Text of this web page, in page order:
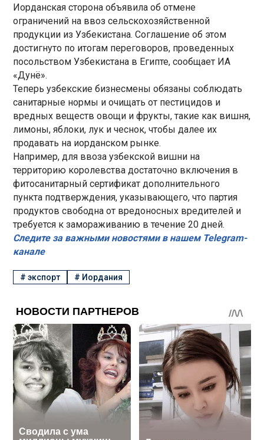
Иорданская сторона объявила об отмене
ограничений на ввоз сельскохозяйственной
продукции из Узбекистана. Соглашение об этом
достигнуто по итогам переговоров, проведенных
посольством Узбекистана в Египте, сообщает ИА
«Дунё».
Теперь узбекские бизнесмены обязаны соблюдать
санитарные нормы и очищать от пестицидов и
вредных веществ овощи и фрукты, такие как вишня,
лимоны, яблоки, лук и чеснок, чтобы далее их
продавать на иорданском рынке.
Например, для ввоза узбекской вишни на
территорию королевства достаточно включения в
фитосанитарный сертификат дополнительного
пункта подтверждения, указывающего, что партия
продуктов свободна от вредоносных вредителей и
требуется к замораживанию в течение 20 дней.
Следите за важными новостями в нашем Telegram-
канале
#экспорт # Иордания